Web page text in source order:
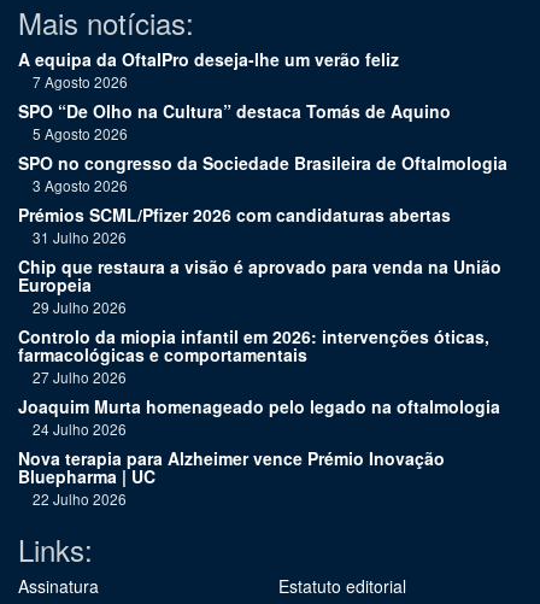
Mais notícias:
A equipa da OftalPro deseja-lhe um verão feliz
7 Agosto 2026
SPO “De Olho na Cultura” destaca Tomás de Aquino
5 Agosto 2026
SPO no congresso da Sociedade Brasileira de Oftalmologia
3 Agosto 2026
Prémios SCML/Pfizer 2026 com candidaturas abertas
31 Julho 2026
Chip que restaura a visão é aprovado para venda na União
Europeia
29 Julho 2026
Controlo da miopia infantil em 2026: intervenções óticas,
farmacológicas e comportamentais
27 Julho 2026
Joaquim Murta homenageado pelo legado na oftalmologia
24 Julho 2026
Nova terapia para Alzheimer vence Prémio Inovação
Bluepharma | UC
22 Julho 2026
Links:
Assinatura Estatuto editorial